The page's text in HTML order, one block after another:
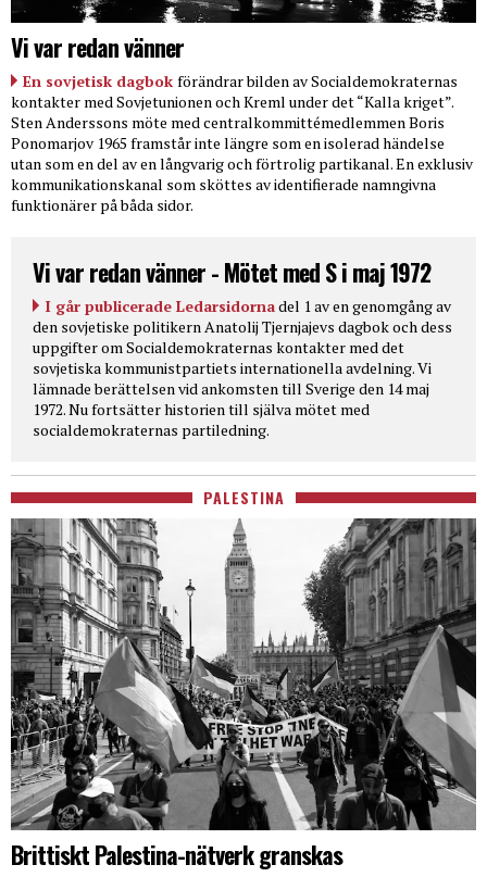
Vi var redan vänner
En sovjetisk dagbok förändrar bilden av Socialdemokraternas
kontakter med Sovjetunionen och Kreml under det “Kalla kriget”.
Sten Anderssons möte med centralkommittémedlemmen Boris
Ponomarjov 1965 framstår inte längre som en isolerad händelse
utan som en del av en långvarig och förtrolig partikanal. En exklusiv
kommunikationskanal som sköttes av identifierade namngivna
funktionärer på båda sidor.
Vi var redan vänner - Mötet med S i maj 1972
I går publicerade Ledarsidornadel 1 av en genomgång av
den sovjetiske politikern Anatolij Tjernjajevs dagbok och dess
uppgifter om Socialdemokraternas kontakter med det
sovjetiska kommunistpartiets internationella avdelning. Vi
lämnade berättelsen vid ankomsten till Sverige den 14 maj
1972. Nu fortsätter historien till själva mötet med
socialdemokraternas partiledning.
PALESTINA
Brittiskt Palestina-nätverk granskas